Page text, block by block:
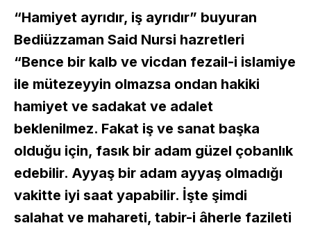
“Hamiyet ayrıdır, iş ayrıdır” buyuran
Bediüzzaman Said Nursi hazretleri
“Bence bir kalb ve vicdan fezail-i islamiye
ile mütezeyyin olmazsa ondan hakiki
hamiyet ve sadakat ve adalet
beklenilmez. Fakat iş ve sanat başka
olduğu için, fasık bir adam güzel çobanlık
edebilir. Ayyaş bir adam ayyaş olmadığı
vakitte iyi saat yapabilir. İşte şimdi
salahat ve mahareti, tabir-i âherle fazileti